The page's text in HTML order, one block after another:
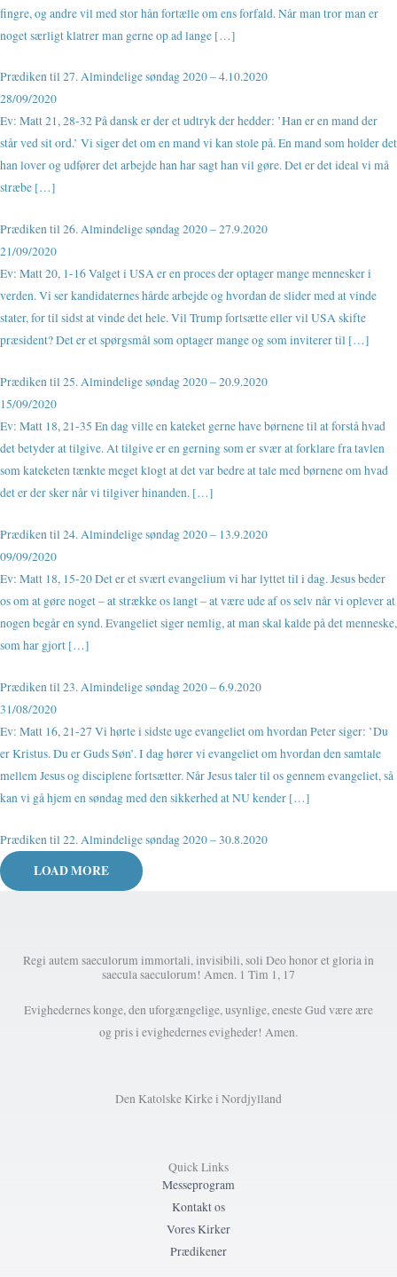
fingre, og andre vil med stor hån fortælle om ens forfald. Når man tror man er
noget særligt klatrer man gerne op ad lange […]
Prædiken til 27. Almindelige søndag 2020 – 4.10.2020
28/09/2020
Ev: Matt 21, 28-32 På dansk er der et udtryk der hedder: ’Han er en mand der
står ved sit ord.’ Vi siger det om en mand vi kan stole på. En mand som holder det
han lover og udfører det arbejde han har sagt han vil gøre. Det er det ideal vi må
stræbe […]
Prædiken til 26. Almindelige søndag 2020 – 27.9.2020
21/09/2020
Ev: Matt 20, 1-16 Valget i USA er en proces der optager mange mennesker i
verden. Vi ser kandidaternes hårde arbejde og hvordan de slider med at vinde
stater, for til sidst at vinde det hele. Vil Trump fortsætte eller vil USA skifte
præsident? Det er et spørgsmål som optager mange og som inviterer til […]
Prædiken til 25. Almindelige søndag 2020 – 20.9.2020
15/09/2020
Ev: Matt 18, 21-35 En dag ville en kateket gerne have børnene til at forstå hvad
det betyder at tilgive. At tilgive er en gerning som er svær at forklare fra tavlen
som kateketen tænkte meget klogt at det var bedre at tale med børnene om hvad
det er der sker når vi tilgiver hinanden. […]
Prædiken til 24. Almindelige søndag 2020 – 13.9.2020
09/09/2020
Ev: Matt 18, 15-20 Det er et svært evangelium vi har lyttet til i dag. Jesus beder
os om at gøre noget – at strække os langt – at være ude af os selv når vi oplever at
nogen begår en synd. Evangeliet siger nemlig, at man skal kalde på det menneske,
som har gjort […]
Prædiken til 23. Almindelige søndag 2020 – 6.9.2020
31/08/2020
Ev: Matt 16, 21-27 Vi hørte i sidste uge evangeliet om hvordan Peter siger: ’Du
er Kristus. Du er Guds Søn’. I dag hører vi evangeliet om hvordan den samtale
mellem Jesus og disciplene fortsætter. Når Jesus taler til os gennem evangeliet, så
kan vi gå hjem en søndag med den sikkerhed at NU kender […]
Prædiken til 22. Almindelige søndag 2020 – 30.8.2020
LOAD MORE
Regi autem saeculorum immortali, invisibili, soli Deo honor et gloria in
saecula saeculorum! Amen. 1 Tim 1, 17
Evighedernes konge, den uforgængelige, usynlige, eneste Gud være ære
og pris i evighedernes evigheder! Amen.
Den Katolske Kirke i Nordjylland
Quick Links
Messeprogram
Kontakt os
Vores Kirker
Prædikener